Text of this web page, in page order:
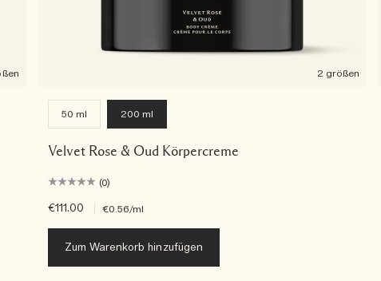
2 größen
50 ml 200 ml
Velvet Rose & Oud Körpercreme
(0)
€111.00 €0.56/ml
Zum Warenkorb hinzufügen